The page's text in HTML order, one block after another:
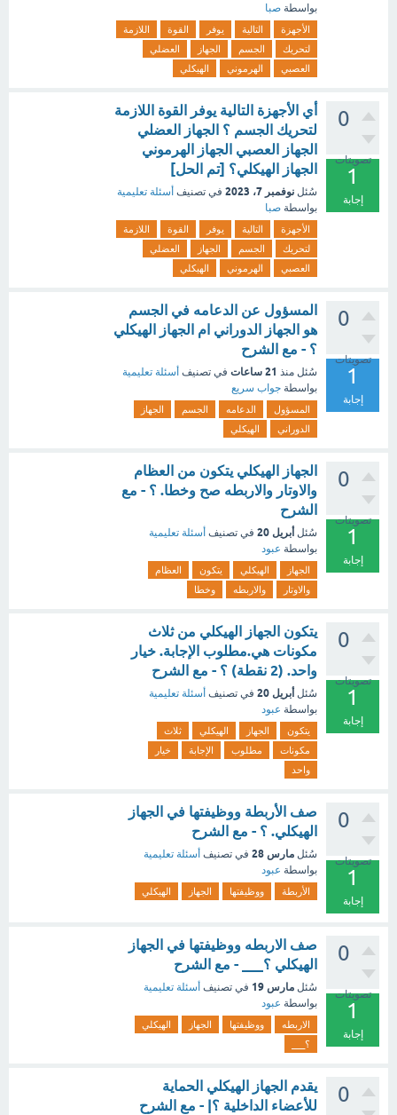
بواسطة صبا
الأجهزة التالية يوفر القوة
اللازمة
لتحريك
الجسم الجهاز
العضلي
العصبي
الهرموني الهيكلي
0
تصويتات
1
إجابة
أي الأجهزة التالية يوفر القوة اللازمة
لتحريك الجسم ؟ الجهاز العضلي
الجهاز العصبي الجهاز الهرموني
الجهاز الهيكلي؟ [تم الحل]
سُئل نوفمبر 7، 2023 في تصنيف أسئلة تعليمية
بواسطة صبا
الأجهزة التالية يوفر القوة
اللازمة
لتحريك
الجسم الجهاز
العضلي
العصبي
الهرموني الهيكلي
0
تصويتات
1
إجابة
المسؤول عن الدعامه في الجسم
هو الجهاز الدوراني ام الجهاز الهيكلي
؟ - مع الشرح
سُئل منذ 21 ساعات في تصنيف أسئلة تعليمية
بواسطة جواب سريع
المسؤول الدعامه الجسم
الجهاز
الدوراني
الهيكلي
0
تصويتات
1
إجابة
الجهاز الهيكلي يتكون من العظام
والاوتار والاربطه صح وخطا. ؟ - مع
الشرح
سُئل أبريل 20 في تصنيف أسئلة تعليمية
بواسطة عبود
الجهاز الهيكلي يتكون
العظام
والاوتار
والاربطه وخطا
0
تصويتات
1
إجابة
يتكون الجهاز الهيكلي من ثلاث
مكونات هي.مطلوب الإجابة. خيار
واحد. (2 نقطة) ؟ - مع الشرح
سُئل أبريل 20 في تصنيف أسئلة تعليمية
بواسطة عبود
يتكون الجهاز الهيكلي
ثلاث
مكونات
مطلوب الإجابة
خيار
واحد
0
تصويتات
1
إجابة
صف الأربطة ووظيفتها في الجهاز
الهيكلي. ؟ - مع الشرح
سُئل مارس 28 في تصنيف أسئلة تعليمية
بواسطة عبود
الأربطة ووظيفتها الجهاز الهيكلي
0
تصويتات
1
إجابة
صف الاربطه ووظيفتها في الجهاز
الهيكلي ؟___ - مع الشرح
سُئل مارس 19 في تصنيف أسئلة تعليمية
بواسطة عبود
الاربطه ووظيفتها الجهاز
الهيكلي
؟___
0
يقدم الجهاز الهيكلي الحماية
للأعضاء الداخلية ؟| - مع الشرح